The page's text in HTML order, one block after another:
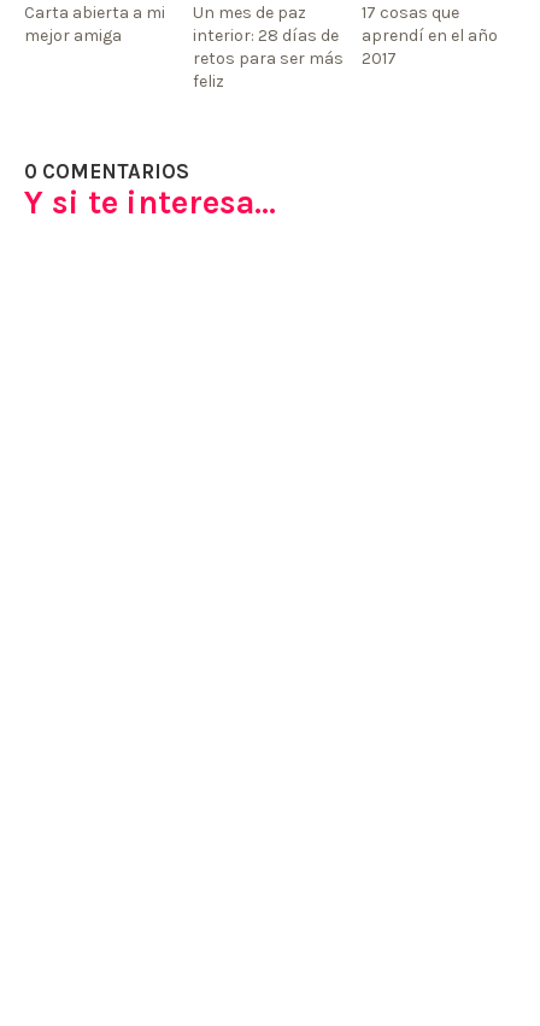
Carta abierta a mi
mejor amiga
Un mes de paz
interior: 28 días de
retos para ser más
feliz
17 cosas que
aprendí en el año
2017
0 COMENTARIOS
Y si te interesa...